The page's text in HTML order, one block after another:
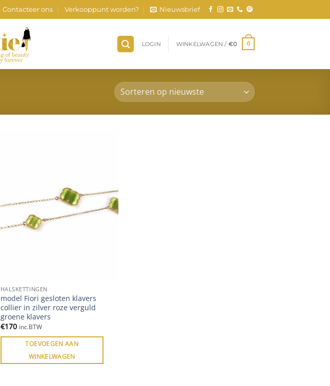
Contacteer ons Verkooppunt worden? Nieuwsbrief
LOGIN WINKELWAGEN / €0 0
HALSKETTINGEN
model Fiori gesloten klavers
collier in zilver roze verguld
groene klavers
€170 inc.BTW
TOEVOEGEN AAN
WINKELWAGEN